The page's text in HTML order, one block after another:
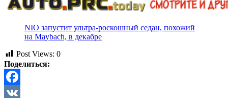
NIO запустит ультра-роскошный седан, похожий
на Maybach, в декабре
Post Views: 0
Поделиться:
Facebook